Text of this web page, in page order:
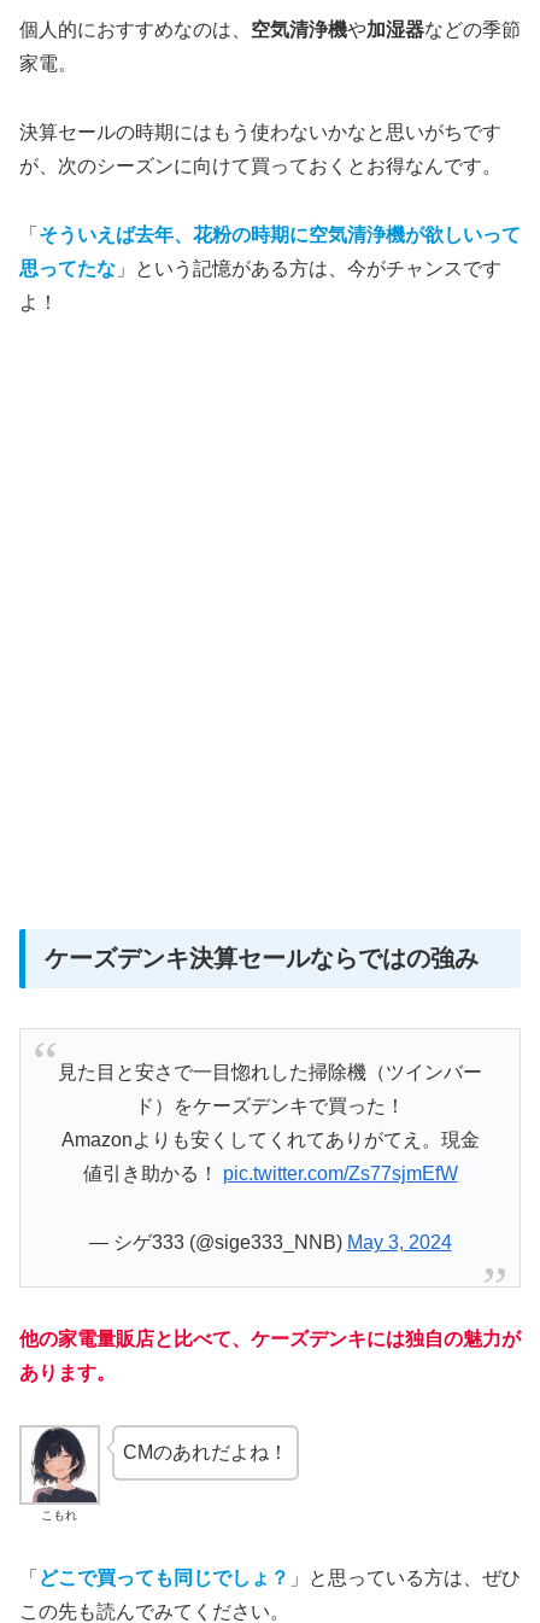
個人的におすすめなのは、 空気清浄機や加湿器などの季節
家電。
決算セールの時期にはもう使わないかなと思いがちです
が、次のシーズンに向けて買っておくとお得なんです。
「 そういえば去年、花粉の時期に空気清浄機が欲しいって
思ってたな 」という記憶がある方は、今がチャンスです
よ！
ケーズデンキ決算セールならではの強み
見た目と安さで一目惚れした掃除機（ツインバー
ド）をケーズデンキで買った！
Amazonよりも安くしてくれてありがてえ。現金
値引き助かる！ pic.twitter.com/Zs77sjmEfW
— シゲ333 (@sige333_NNB) May 3, 2024
他の家電量販店と比べて、ケーズデンキには独自の魅力が
あります。
こもれ
CMのあれだよね！
「 どこで買っても同じでしょ？ 」と思っている方は、ぜひ
この先も読んでみてください。